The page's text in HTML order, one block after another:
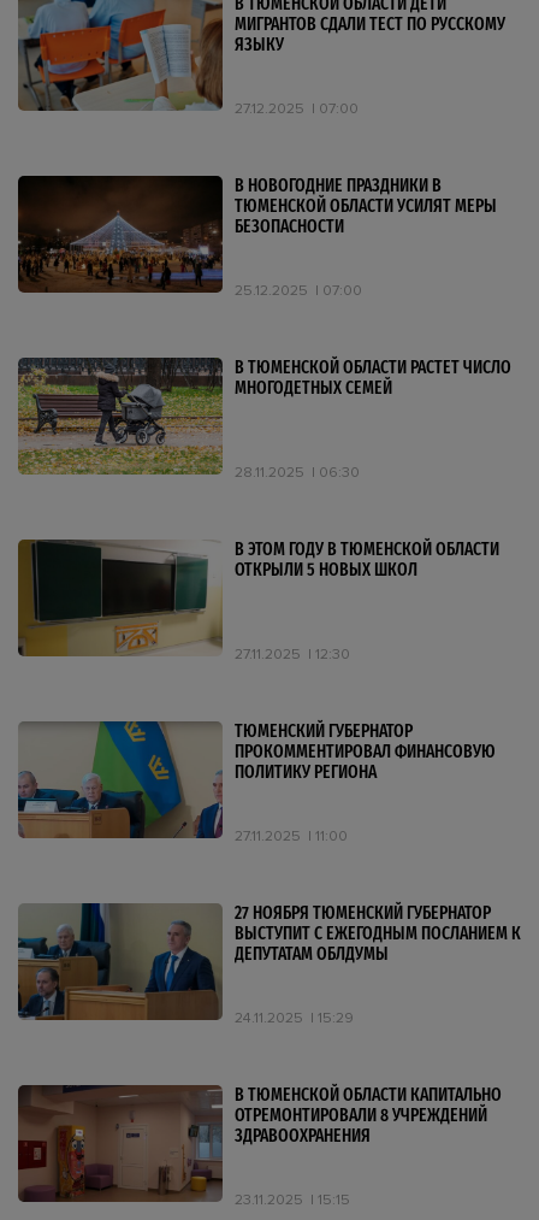
МИГРАНТОВ СДАЛИ ТЕСТ ПО РУССКОМУ
ЯЗЫКУ
27.12.2025 07:00
В НОВОГОДНИЕ ПРАЗДНИКИ В
ТЮМЕНСКОЙ ОБЛАСТИ УСИЛЯТ МЕРЫ
БЕЗОПАСНОСТИ
25.12.2025 07:00
В ТЮМЕНСКОЙ ОБЛАСТИ РАСТЕТ ЧИСЛО
МНОГОДЕТНЫХ СЕМЕЙ
28.11.2025 06:30
В ЭТОМ ГОДУ В ТЮМЕНСКОЙ ОБЛАСТИ
ОТКРЫЛИ 5 НОВЫХ ШКОЛ
27.11.2025 12:30
ТЮМЕНСКИЙ ГУБЕРНАТОР
ПРОКОММЕНТИРОВАЛ ФИНАНСОВУЮ
ПОЛИТИКУ РЕГИОНА
27.11.2025 11:00
27 НОЯБРЯ ТЮМЕНСКИЙ ГУБЕРНАТОР
ВЫСТУПИТ С ЕЖЕГОДНЫМ ПОСЛАНИЕМ К
ДЕПУТАТАМ ОБЛДУМЫ
24.11.2025 15:29
В ТЮМЕНСКОЙ ОБЛАСТИ КАПИТАЛЬНО
ОТРЕМОНТИРОВАЛИ 8 УЧРЕЖДЕНИЙ
ЗДРАВООХРАНЕНИЯ
23.11.2025 15:15